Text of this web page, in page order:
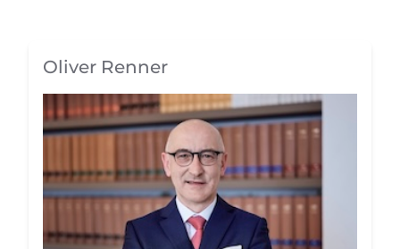
Oliver Renner